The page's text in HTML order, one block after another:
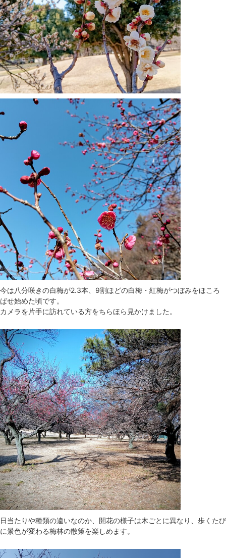
今は八分咲きの白梅が2.3本、9割ほどの白梅・紅梅がつぼみをほころ
ばせ始めた頃です。
カメラを片手に訪れている方をちらほら見かけました。
日当たりや種類の違いなのか、開花の様子は木ごとに異なり、歩くたび
に景色が変わる梅林の散策を楽しめます。